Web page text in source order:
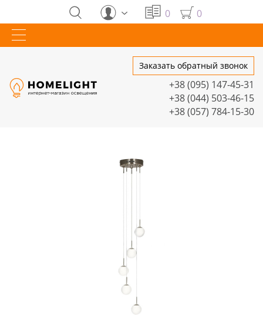
0 0
Заказать обратный звонок
+38 (095) 147-45-31
+38 (044) 503-46-15
+38 (057) 784-15-30